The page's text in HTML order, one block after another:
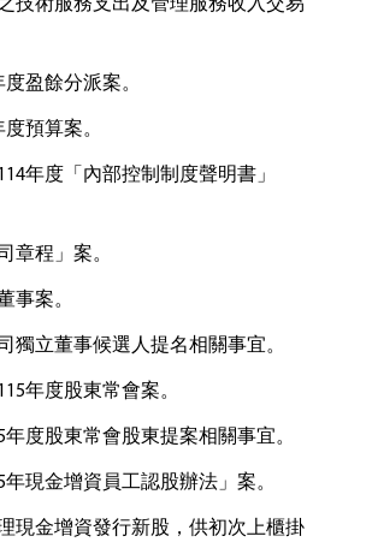
技術服務支出及管理服務收入交易
度盈餘分派案。
預算案。
年度「內部控制制度聲明書」
章程」案。
事案。
獨立董事候選人提名相關事宜。
年度股東常會案。
年度股東常會股東提案相關事宜。
年現金增資員工認股辦法」案。
現金增資發行新股，供初次上櫃掛